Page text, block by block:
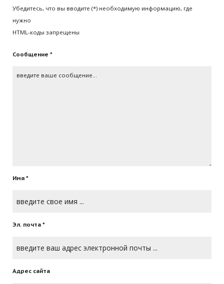
Убедитесь, что вы вводите (*) необходимую информацию, где
нужно
HTML-коды запрещены
Сообщение *
Имя *
Эл. почта *
Адрес сайта